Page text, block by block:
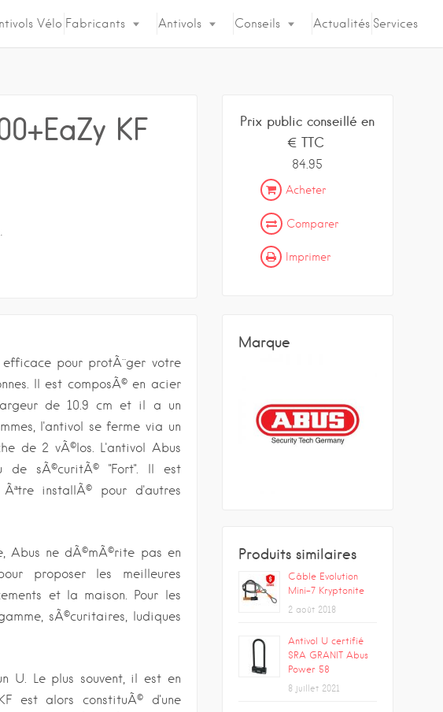
Vélo Fabricants Antivols Conseils Actualités Services
KF
Prix public conseillé en
€ TTC
84.95
Acheter
Comparer
Imprimer
pour protÃ¨ger votre
Il est composÃ© en acier
de 10.9 cm et il a un
l'antivol se ferme via un
de 2 vÃ©los. L'antivol Abus
de sÃ©curitÃ© "Fort". Il est
installÃ© pour d'autres
Abus ne dÃ©mÃ©rite pas en
proposer les meilleures
et la maison. Pour les
sÃ©curitaires, ludiques
U. Le plus souvent, il est en
est alors constituÃ© d'une
Marque
Produits similaires
Câble Evolution
Mini-7 Kryptonite
2 août 2018
Antivol U certifié
SRA GRANIT Abus
Power 58
8 juillet 2021